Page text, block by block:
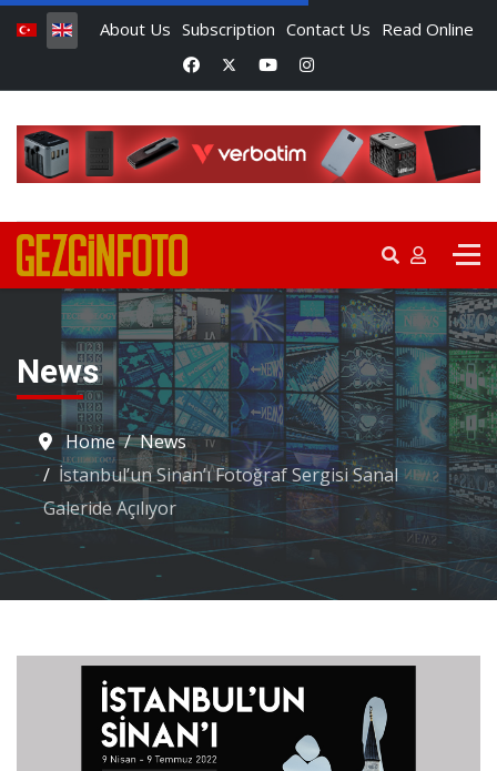
About Us Subscription Contact Us Read Online
News
Home
News
İstanbul’un Sinan’ı Fotoğraf Sergisi Sanal
Galeride Açılıyor